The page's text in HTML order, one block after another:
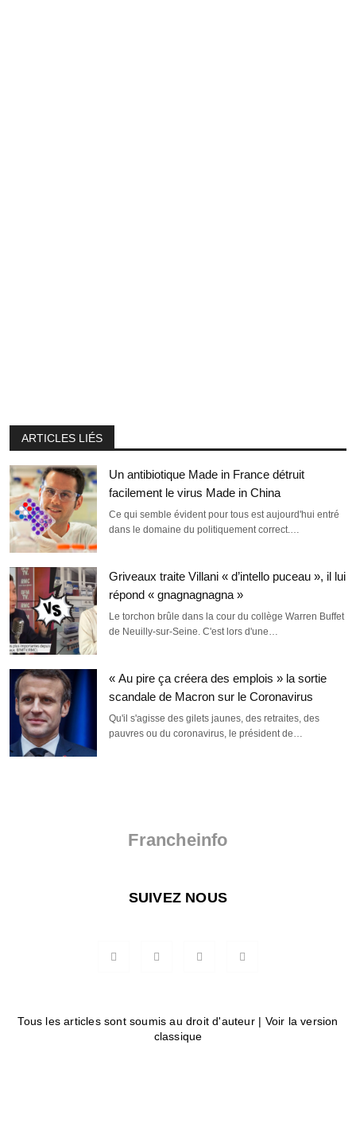
ARTICLES LIÉS
Un antibiotique Made in France détruit
facilement le virus Made in China
Ce qui semble évident pour tous est aujourd'hui entré
dans le domaine du politiquement correct.…
Griveaux traite Villani « d’intello puceau », il lui
répond « gnagnagnagna »
Le torchon brûle dans la cour du collège Warren Buffet
de Neuilly-sur-Seine. C'est lors d'une…
« Au pire ça créera des emplois » la sortie
scandale de Macron sur le Coronavirus
Qu'il s'agisse des gilets jaunes, des retraites, des
pauvres ou du coronavirus, le président de…
Francheinfo
SUIVEZ NOUS
Tous les articles sont soumis au droit d'auteur | Voir la version
classique